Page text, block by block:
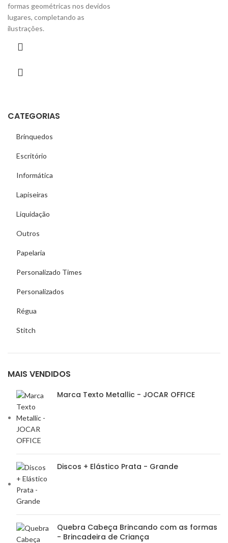
CATEGORIAS
Brinquedos
Escritório
Informática
Lapiseiras
Liquidação
Outros
Papelaria
Personalizado Times
Personalizados
Régua
Stitch
MAIS VENDIDOS
Marca Texto Metallic - JOCAR OFFICE
Discos + Elástico Prata - Grande
Quebra Cabeça Brincando com as formas
- Brincadeira de Criança
formas geométricas nos devidos
lugares, completando as
ilustrações.